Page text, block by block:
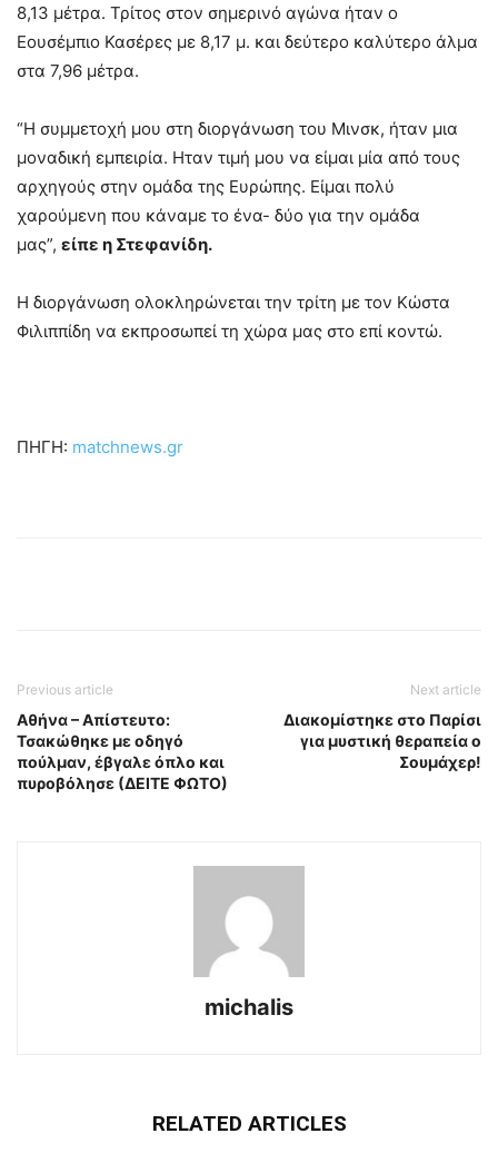
8,13 μέτρα. Τρίτος στον σημερινό αγώνα ήταν ο
Εουσέμπιο Κασέρες με 8,17 μ. και δεύτερο καλύτερο άλμα
στα 7,96 μέτρα.
“Η συμμετοχή μου στη διοργάνωση του Μινσκ, ήταν μια
μοναδική εμπειρία. Ηταν τιμή μου να είμαι μία από τους
αρχηγούς στην ομάδα της Ευρώπης. Είμαι πολύ
χαρούμενη που κάναμε το ένα- δύο για την ομάδα
μας”, είπε η Στεφανίδη.
Η διοργάνωση ολοκληρώνεται την τρίτη με τον Κώστα
Φιλιππίδη να εκπροσωπεί τη χώρα μας στο επί κοντώ.
ΠΗΓΗ: matchnews.gr
Previous article
Αθήνα – Απίστευτο:
Τσακώθηκε με οδηγό
πούλμαν, έβγαλε όπλο και
πυροβόλησε (ΔΕΙΤΕ ΦΩΤΟ)
Next article
Διακομίστηκε στο Παρίσι
για μυστική θεραπεία ο
Σουμάχερ!
michalis
RELATED ARTICLES